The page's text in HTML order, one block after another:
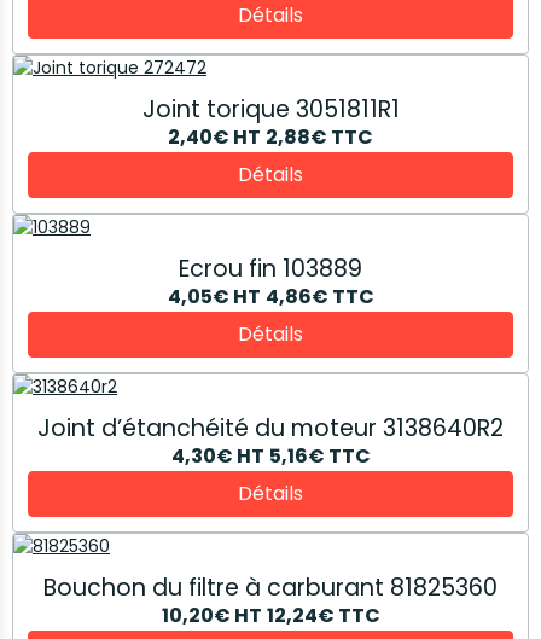
Détails
Joint torique 3051811R1
2,40€ HT 2,88€ TTC
Détails
Ecrou fin 103889
4,05€ HT 4,86€ TTC
Détails
Joint d’étanchéité du moteur 3138640R2
4,30€ HT 5,16€ TTC
Détails
Bouchon du filtre à carburant 81825360
10,20€ HT 12,24€ TTC